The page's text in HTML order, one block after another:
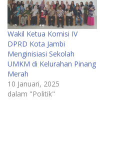
Wakil Ketua Komisi IV
DPRD Kota Jambi
Menginisiasi Sekolah
UMKM di Kelurahan Pinang
Merah
10 Januari, 2025
dalam "Politik"